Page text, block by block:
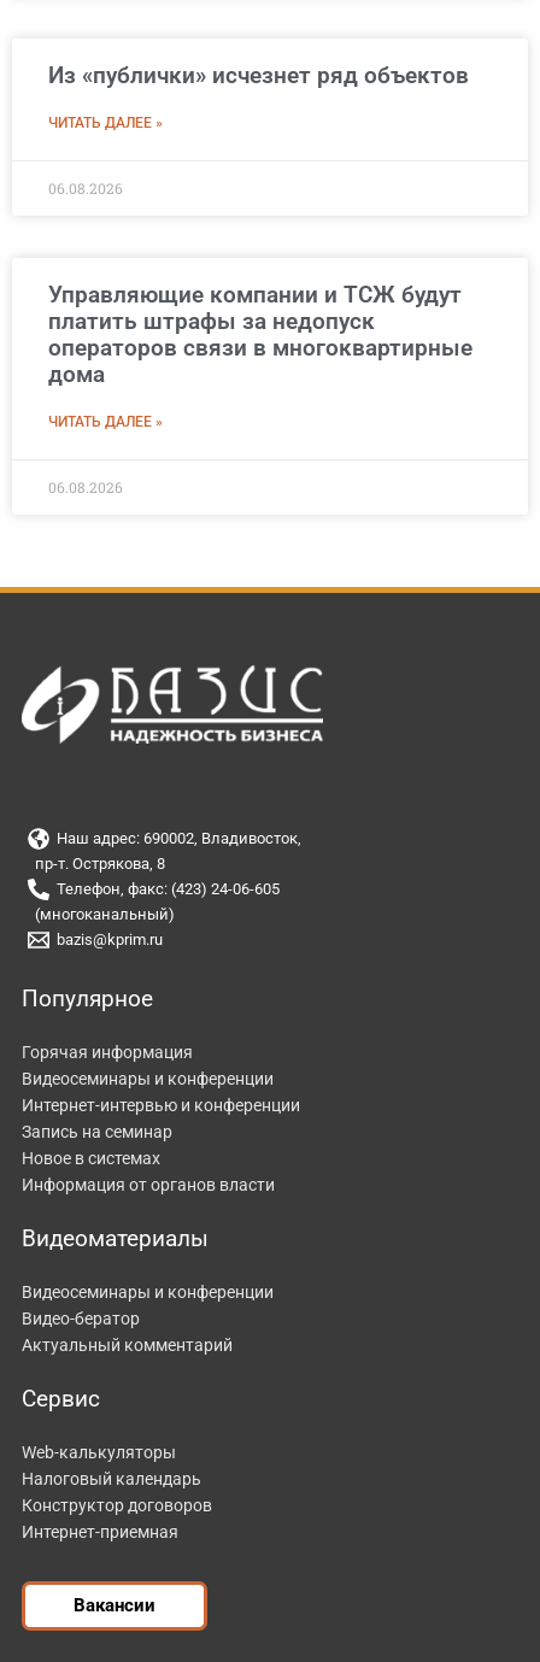
Из «публички» исчезнет ряд объектов
ЧИТАТЬ ДАЛЕЕ »
06.08.2026
Управляющие компании и ТСЖ будут
платить штрафы за недопуск
операторов связи в многоквартирные
дома
ЧИТАТЬ ДАЛЕЕ »
06.08.2026
Наш адрес: 690002, Владивосток,
пр-т. Острякова, 8
Телефон, факс: (423) 24-06-605
(многоканальный)
bazis@kprim.ru
Популярное
Горячая информация
Видеосеминары и конференции
Интернет-интервью и конференции
Запись на семинар
Новое в системах
Информация от органов власти
Видеоматериалы
Видеосеминары и конференции
Видео-бератор
Актуальный комментарий
Сервис
Web-калькуляторы
Налоговый календарь
Конструктор договоров
Интернет-приемная
Вакансии